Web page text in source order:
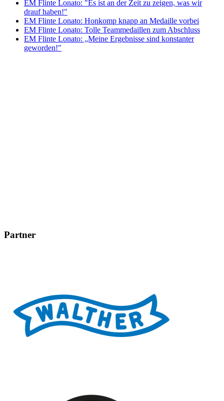
EM Flinte Lonato: "Es ist an der Zeit zu zeigen, was wir
drauf haben!"
EM Flinte Lonato: Honkomp knapp an Medaille vorbei
EM Flinte Lonato: Tolle Teammedaillen zum Abschluss
EM Flinte Lonato: „Meine Ergebnisse sind konstanter
geworden!"
Partner